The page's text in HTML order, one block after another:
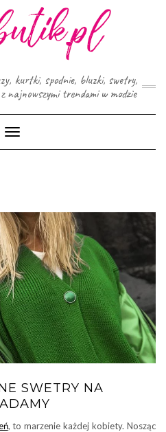
kurtki, spodnie, bluzki, swetry,
najnowszymi trendami w modzie
Toggle
Navigation
SWETRY NA
, to marzenie każdej kobiety. Nosząc